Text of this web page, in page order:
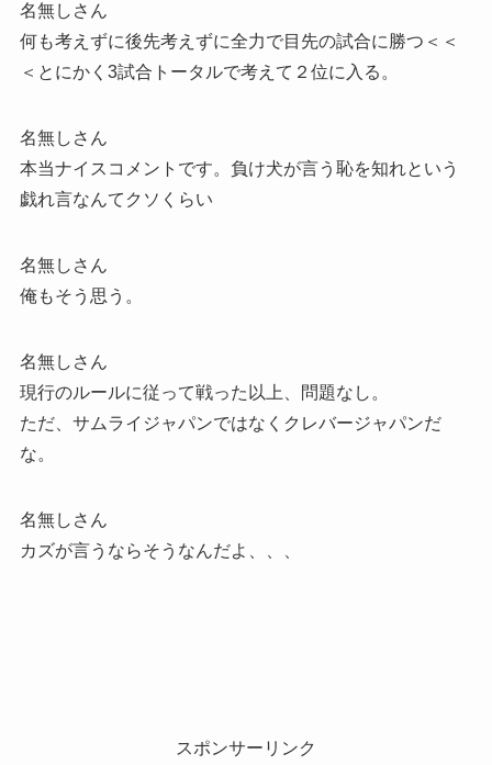
名無しさん
何も考えずに後先考えずに全力で目先の試合に勝つ＜＜
＜とにかく3試合トータルで考えて２位に入る。
名無しさん
本当ナイスコメントです。負け犬が言う恥を知れという
戯れ言なんてクソくらい
名無しさん
俺もそう思う。
名無しさん
現行のルールに従って戦った以上、問題なし。
ただ、サムライジャパンではなくクレバージャパンだ
な。
名無しさん
カズが言うならそうなんだよ、、、
スポンサーリンク